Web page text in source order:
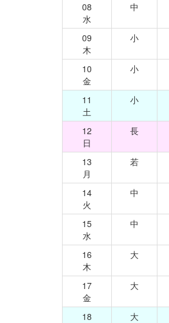
08
水
中
09
木
小
10
金
小
11
土
小
12
日
長
13
月
若
14
火
中
15
水
中
16
木
大
17
金
大
18
大